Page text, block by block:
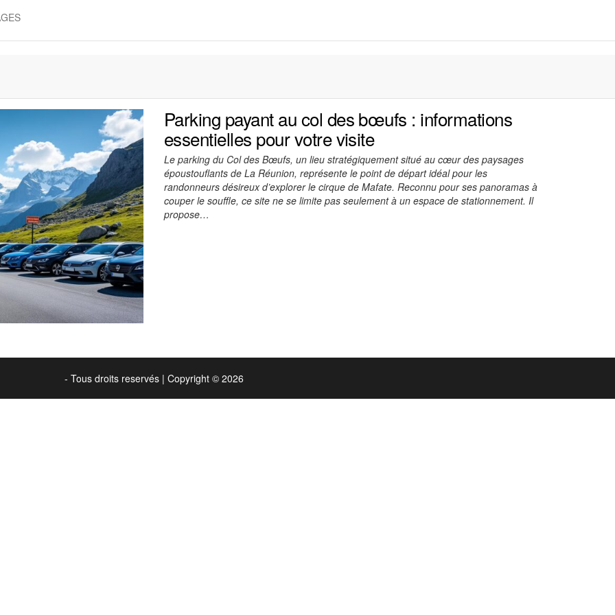
Parking payant au col des bœufs : informations
essentielles pour votre visite
Le parking du Col des Bœufs, un lieu stratégiquement situé au cœur des paysages
époustouflants de La Réunion, représente le point de départ idéal pour les
randonneurs désireux d’explorer le cirque de Mafate. Reconnu pour ses panoramas à
couper le souffle, ce site ne se limite pas seulement à un espace de stationnement. Il
propose…
- Tous droits reservés | Copyright © 2026